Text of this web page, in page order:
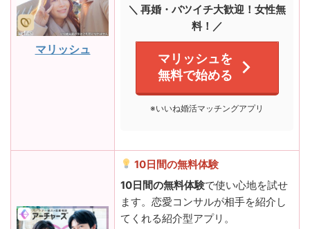
マリッシュ
＼ 再婚・バツイチ大歓迎！女性無
料！／
マリッシュを
無料で始める
※いいね婚活マッチングアプリ
10日間の無料体験
10日間の無料体験で使い心地を試せ
ます。恋愛コンサルが相手を紹介し
てくれる紹介型アプリ。